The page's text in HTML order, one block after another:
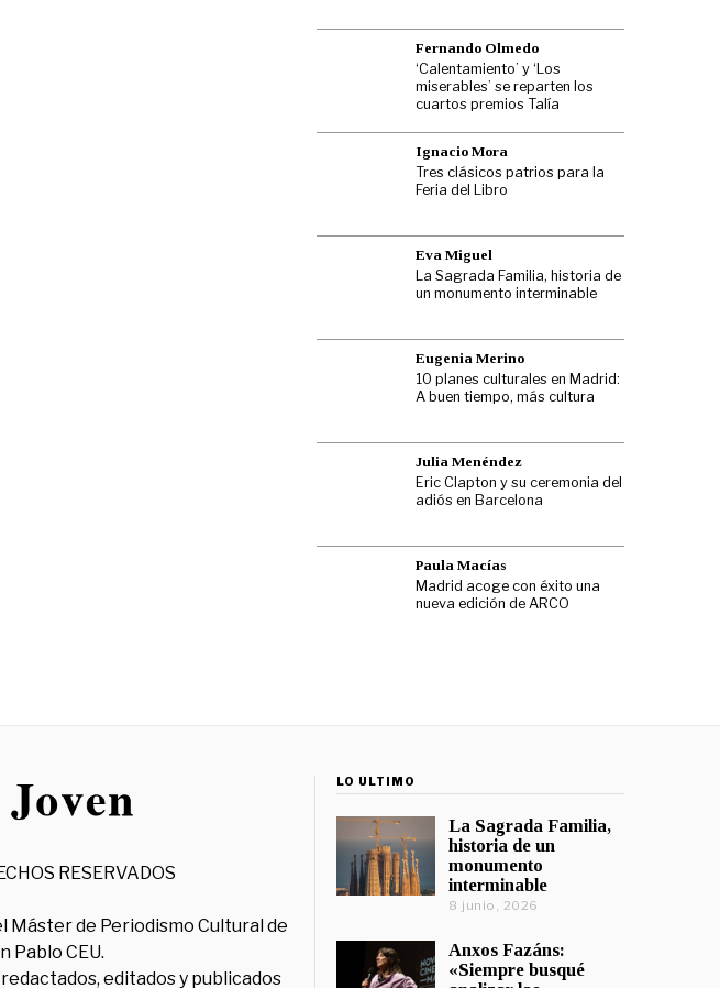
Fernando Olmedo
‘Calentamiento’ y ‘Los
miserables’ se reparten los
cuartos premios Talía
Ignacio Mora
Tres clásicos patrios para la
Feria del Libro
Eva Miguel
La Sagrada Familia, historia de
un monumento interminable
Eugenia Merino
10 planes culturales en Madrid:
A buen tiempo, más cultura
Julia Menéndez
Eric Clapton y su ceremonia del
adiós en Barcelona
Paula Macías
Madrid acoge con éxito una
nueva edición de ARCO
RESERVADOS
Máster de Periodismo Cultural de
Pablo CEU.
editados y publicados
LO ÚLTIMO
La Sagrada Familia,
historia de un
monumento
interminable
8 junio, 2026
Anxos Fazáns:
«Siempre busqué